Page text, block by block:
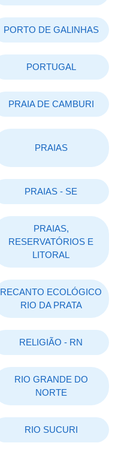
PORTO DE GALINHAS
PORTUGAL
PRAIA DE CAMBURI
PRAIAS
PRAIAS - SE
PRAIAS,
RESERVATÓRIOS E
LITORAL
RECANTO ECOLÓGICO
RIO DA PRATA
RELIGIÃO - RN
RIO GRANDE DO
NORTE
RIO SUCURI